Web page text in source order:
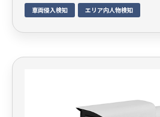
車両侵入検知 エリア内人物検知